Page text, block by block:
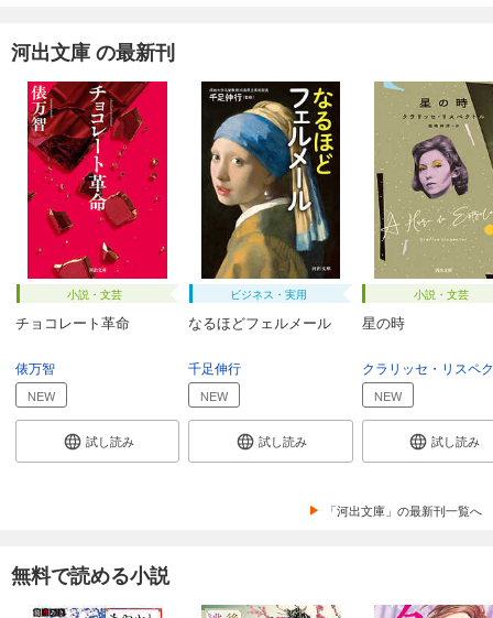
河出文庫 の最新刊
小説・文芸
チョコレート革命
俵万智
NEW
試し読み
ビジネス・実用
なるほどフェルメール
千足伸行
NEW
試し読み
小説・文芸
星の時
NEW
試し読み
「河出文庫」の最新刊一覧へ
無料で読める小説